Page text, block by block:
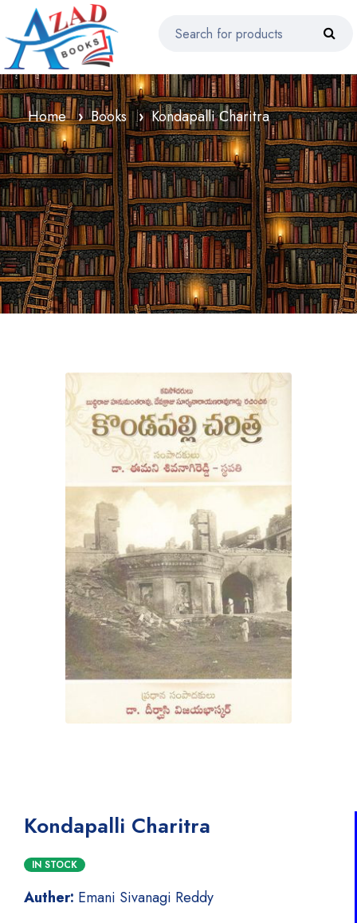
Home Books Kondapalli Charitra
Kondapalli Charitra
IN STOCK
Auther: Emani Sivanagi Reddy